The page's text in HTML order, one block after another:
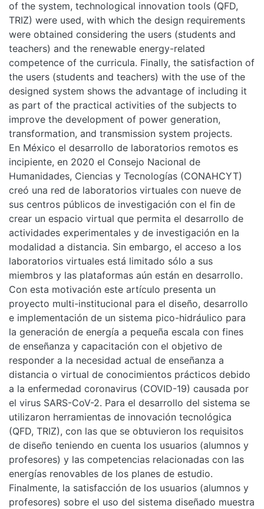
of the system, technological innovation tools (QFD,
TRIZ) were used, with which the design requirements
were obtained considering the users (students and
teachers) and the renewable energy-related
competence of the curricula. Finally, the satisfaction of
the users (students and teachers) with the use of the
designed system shows the advantage of including it
as part of the practical activities of the subjects to
improve the development of power generation,
transformation, and transmission system projects.
En México el desarrollo de laboratorios remotos es
incipiente, en 2020 el Consejo Nacional de
Humanidades, Ciencias y Tecnologías (CONAHCYT)
creó una red de laboratorios virtuales con nueve de
sus centros públicos de investigación con el fin de
crear un espacio virtual que permita el desarrollo de
actividades experimentales y de investigación en la
modalidad a distancia. Sin embargo, el acceso a los
laboratorios virtuales está limitado sólo a sus
miembros y las plataformas aún están en desarrollo.
Con esta motivación este artículo presenta un
proyecto multi-institucional para el diseño, desarrollo
e implementación de un sistema pico-hidráulico para
la generación de energía a pequeña escala con fines
de enseñanza y capacitación con el objetivo de
responder a la necesidad actual de enseñanza a
distancia o virtual de conocimientos prácticos debido
a la enfermedad coronavirus (COVID-19) causada por
el virus SARS-CoV-2. Para el desarrollo del sistema se
utilizaron herramientas de innovación tecnológica
(QFD, TRIZ), con las que se obtuvieron los requisitos
de diseño teniendo en cuenta los usuarios (alumnos y
profesores) y las competencias relacionadas con las
energías renovables de los planes de estudio.
Finalmente, la satisfacción de los usuarios (alumnos y
profesores) sobre el uso del sistema diseñado muestra